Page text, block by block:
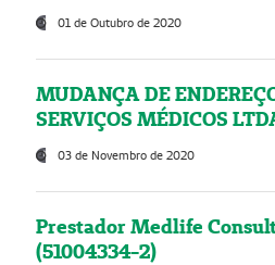
01 de Outubro de 2020
MUDANÇA DE
SERVIÇOS MÉDICOS
03 de Novembro de 2020
Prestador Medlife
(51004334-2)